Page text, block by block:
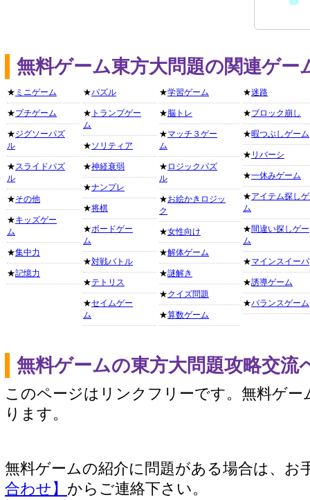
無料ゲーム東方大問題の関連ゲー
★ ミニゲーム
★プチゲーム
★ジグソーパズ
ル
★スライドパズ
ル
★その他
★キッズゲー
ム
★集中力
★記憶力
★パズル
★ トランプゲー
ム
★ソリティア
★神経衰弱
★ナンプレ
★将棋
★ボードゲー
ム
★対戦バトル
★テトリス
★セイムゲー
ム
★学習ゲーム
★脳トレ
★マッチ３ゲー
ム
★ ロジックパズ
ル
★お絵かきロジッ
ク
★女性向け
★解体ゲーム
★謎解き
★クイズ問題
★算数ゲーム
★迷路
★ブロック崩し
★暇つぶしゲーム
★ リバーシ
★一休みゲーム
★アイテム探し
ム
★間違い探しゲー
ム
★マインスイーパ
★誘導ゲーム
★バランスゲーム
無料ゲームの東方大問題攻略交流
このページはリンクフリーです。無料ゲー
ります。
無料ゲームの紹介に問題がある場合は、お
合わせ】 からご連絡下さい。